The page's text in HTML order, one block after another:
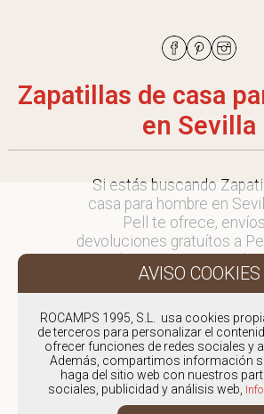
Zapatillas de casa
en Sevilla
Si estás buscando
casa para hombre en
Pell te ofrece,
devoluciones gratuítos a
consultar
en
Los envíos a Sevilla
entre semana se
menos de 48 horas; los
realizados en fin de
producto se enviará a
ROCAMPS 1995, S.L. usa cookies
de terceros para personalizar el
ofrecer funciones de redes sociales y
Además, compartimos información
haga del sitio web con nuestros
sociales, publicidad y análisis web,